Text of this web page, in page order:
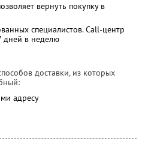
вернуть покупку в
специалистов. Сall-центр
дней в неделю
доставки, из которых
адресу